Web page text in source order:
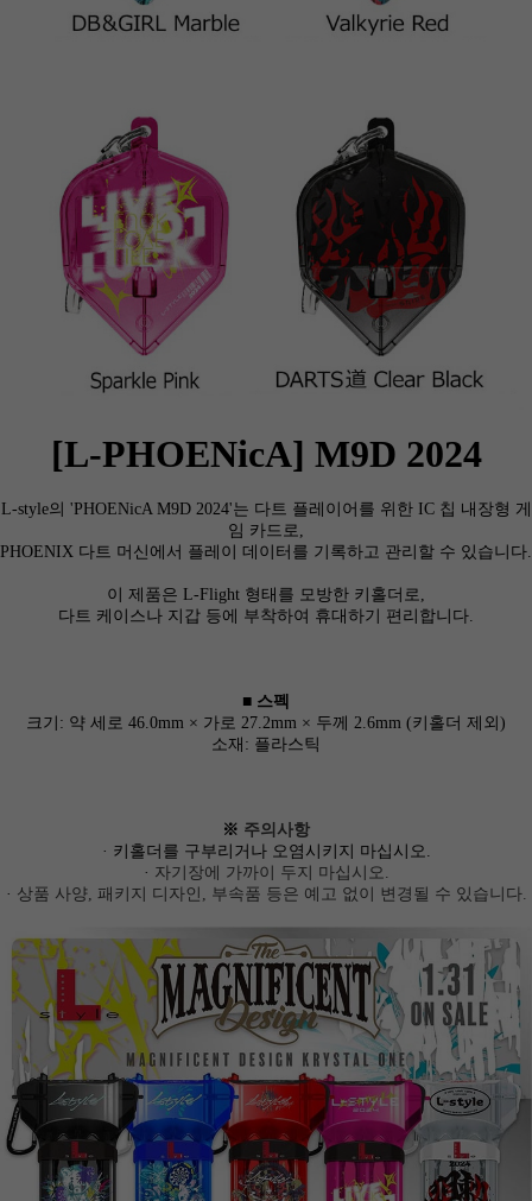
세요!
[L-PHOENicA] M9D 2024
L-style의 'PHOENicA M9D 2024'는 다트 플레이어를 위한 IC 칩 내장형 게
임 카드로,
PHOENIX 다트 머신에서 플레이 데이터를 기록하고 관리할 수 있습니다.
이 제품은 L-Flight 형태를 모방한 키홀더로,
다트 케이스나 지갑 등에 부착하여 휴대하기 편리합니다.
■ 스펙
크기: 약 세로 46.0mm × 가로 27.2mm × 두께 2.6mm (키홀더 제외)
소재: 플라스틱
※ 주의사항
· 키홀더를 구부리거나 오염시키지 마십시오.
· 자기장에 가까이 두지 마십시오.
· 상품 사양, 패키지 디자인, 부속품 등은 예고 없이 변경될 수 있습니다.